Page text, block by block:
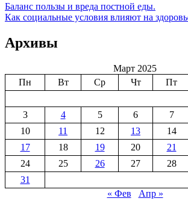
Навигация
по
записям
Previous
Post:
Баланс пользы и вреда постной еды.
Next
Как социальные условия влияют на
Архивы
Март 2025
Пн
Вт Ср Чт Пт
3
4 5 6 7
10
11 12 13 14
17
18 19 20 21
24
25 26 27 28
31
« Фев
Апр »